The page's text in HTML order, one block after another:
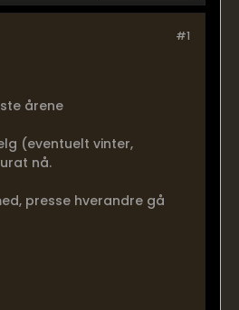
#1
årene
(eventuelt vinter,
nå.
presse hverandre gå